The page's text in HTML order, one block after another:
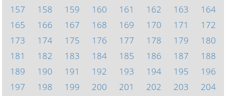
157
158 159 160 161 162 163
164
165
166 167 168 169 170 171
172
173
174 175 176 177 178 179
180
181
182 183 184 185 186 187
188
189
190 191 192 193 194 195
196
197
198 199 200 201 202 203
204